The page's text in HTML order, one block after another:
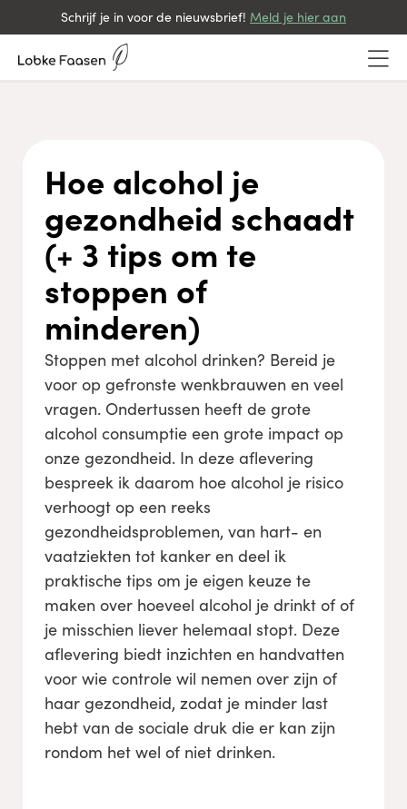
Schrijf je in voor de nieuwsbrief! Meld je hier aan
Hoe alcohol je
gezondheid schaadt
(+ 3 tips om te
stoppen of
minderen)
Stoppen met alcohol drinken? Bereid je
voor op gefronste wenkbrauwen en veel
vragen. Ondertussen heeft de grote
alcohol consumptie een grote impact op
onze gezondheid. In deze aflevering
bespreek ik daarom hoe alcohol je risico
verhoogt op een reeks
gezondheidsproblemen, van hart- en
vaatziekten tot kanker en deel ik
praktische tips om je eigen keuze te
maken over hoeveel alcohol je drinkt of of
je misschien liever helemaal stopt. Deze
aflevering biedt inzichten en handvatten
voor wie controle wil nemen over zijn of
haar gezondheid, zodat je minder last
hebt van de sociale druk die er kan zijn
rondom het wel of niet drinken.